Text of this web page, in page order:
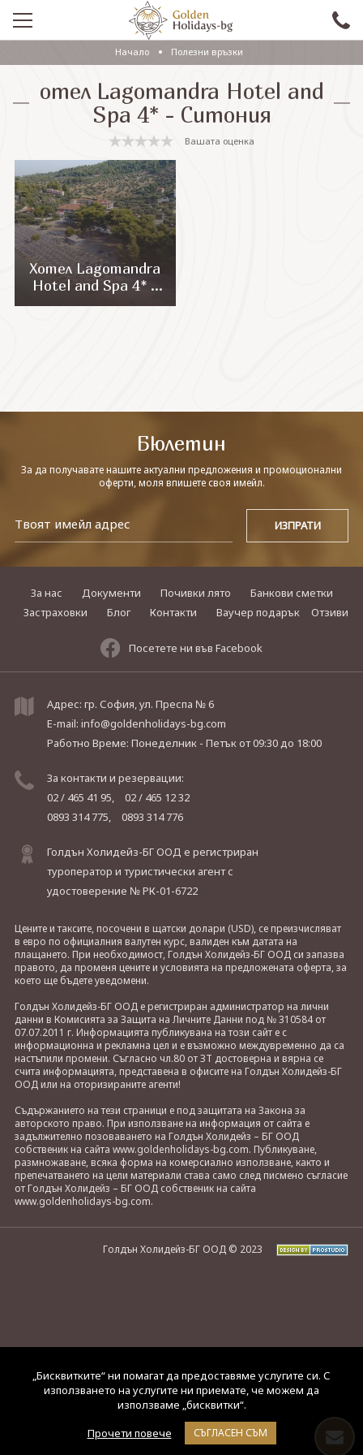
ПРОМО
EКСКУРЗИИ СЪС САМОЛЕТ
ЕКСКУРЗИИ С АВТОБУС
САМОЛЕТНИ ПОЧИВКИ
ПОЧИВКИ С АВТОБУС
ПРАЗНИЦИ
ЕКЗОТИКА
Начало Полезни връзки
отел Lagomandra Hotel and
Spa 4* - Ситония
Вашата оценка
Хотел Lagomandra
Hotel and Spa 4* -
Ситония
Бюлетин
За да получавате нашите актуални предложения и промоционални
оферти, моля впишете своя имейл.
За нас Документи Почивки лято
Банкови сметки
Застраховки
Блог Контакти Ваучер подарък Отзиви
Посетете ни във Facebook
Адрес: гр. София, ул. Преспа № 6
E-mail: info@goldenholidays-bg.com
Работно Време: Понеделник - Петъкот 09:30 до 18:00
За контакти и резервации:
02 / 465 41 95,
02 / 465 12 32
0893 314 775,
0893 314 776
Голдън Холидейз-БГ ООД е регистриран
туроператор и туристически агент с
удостоверение № РК-01-6722
Цените и таксите, посочени в щатски долари (USD), се преизчисляват
в евро по официалния валутен курс, валиден към датата на
плащането. При необходимост, Голдън Холидейз-БГ ООД си запазва
правото, да променя цените и условията на предложената оферта, за
което ще бъдете уведомени.
Голдън Холидейз-БГ ООД е регистриран администратор на лични
данни в Комисията за Защита на Личните Данни под № 310584 от
07.07.2011 г. Информацията публикувана на този сайт е с
информационна и рекламна цел и е възможно междувременно да са
настъпили промени. Съгласно чл.80 от ЗТ достоверна и вярна се
счита информацията, представена в офисите на Голдън Холидейз-БГ
ООД или на оторизираните агенти!
Съдържанието на тези страници е под защитата на Закона за
авторското право. При използване на информация от сайта е
задължително позоваването на Голдън Холидейз – БГ ООД
собственик на сайта www.goldenholidays-bg.com. Публикуване,
размножаване, всяка форма на комерсиално използване, както и
препечатването на цели материали става само след писмено съгласие
от Голдън Холидейз – БГ ООД собственик на сайта
www.goldenholidays-bg.com.
Голдън Холидейз-БГ ООД © 2023
„Бисквитките“ ни помагат да предоставяме услугите си. С
използването на услугите ни приемате, че можем да
използваме „бисквитки“.
Прочети повече
СЪГЛАСЕН СЪМ